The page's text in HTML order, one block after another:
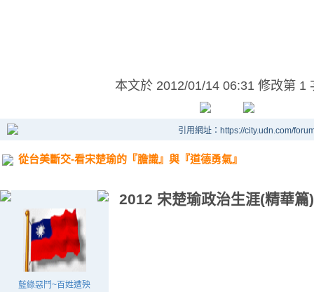
本文於 2012/01/14 06:31 修改第 1
引用網址：https://city.udn.com/
從台美斷交-看宋楚瑜的『膽識』與『道德勇氣』
藍綠惡鬥~百姓遭殃
2012 宋楚瑜政治生涯(精華篇)